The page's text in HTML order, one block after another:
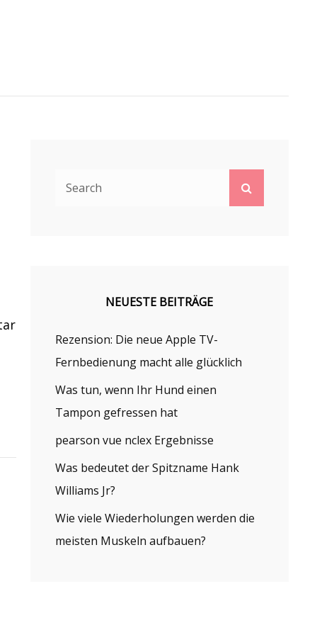
NEUESTE BEITRÄGE
Rezension: Die neue Apple TV-
Fernbedienung macht alle glücklich
Was tun, wenn Ihr Hund einen
Tampon gefressen hat
pearson vue nclex Ergebnisse
Was bedeutet der Spitzname Hank
Williams Jr?
Wie viele Wiederholungen werden die
meisten Muskeln aufbauen?